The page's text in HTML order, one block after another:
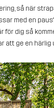
så när
med en
för dig så
att ge en härlig